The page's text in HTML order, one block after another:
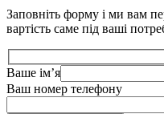
Заповніть форму і ми вам
вартість саме під ваші
Ваше імʼя
Ваш номер телефону